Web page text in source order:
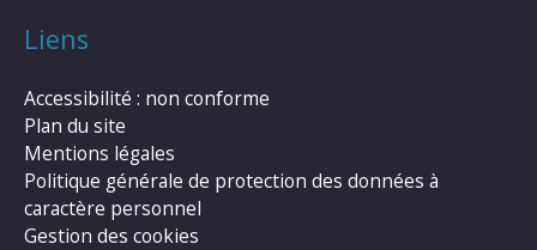
Liens
Accessibilité : non conforme
Plan du site
Mentions légales
Politique générale de protection des données à
caractère personnel
Gestion des cookies